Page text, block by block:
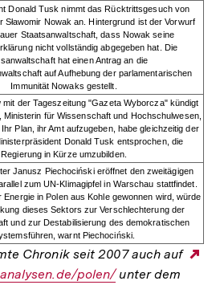
Donald Tusk nimmt das Rücktrittsgesuch von
Sławomir Nowak an. Hintergrund ist der Vorwurf
Staatsanwaltschaft, dass Nowak seine
nicht vollständig abgegeben hat. Die
hat einen Antrag an die
auf Aufhebung der parlamentarischen
Immunität Nowaks gestellt.
mit der Tageszeitung "Gazeta Wyborcza" kündigt
für Wissenschaft und Hochschulwesen,
Plan, ihr Amt aufzugeben, habe gleichzeitig der
Donald Tusk entsprochen, die
Regierung in Kürze umzubilden.
Janusz Piechociński eröffnet den zweitägigen
zum UN-Klimagipfel in Warschau stattfindet.
Energie in Polen aus Kohle gewonnen wird, würde
dieses Sektors zur Verschlechterung der
und zur Destabilisierung des demokratischen
warnt Piechociński.
Chronik seit 2007 auch auf
polen/unter dem